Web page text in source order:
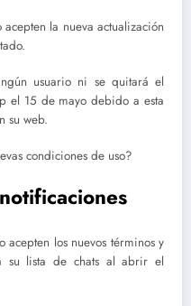
la nueva actualización
usuario ni se quitará el
el 15 de mayo debido a esta
su web.
condiciones de uso?
los nuevos términos y
su lista de chats al abrir el